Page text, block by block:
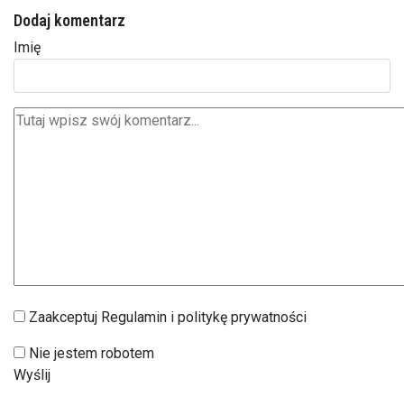
Dodaj komentarz
Imię
Zaakceptuj Regulamin i politykę prywatności
Nie jestem robotem
Wyślij